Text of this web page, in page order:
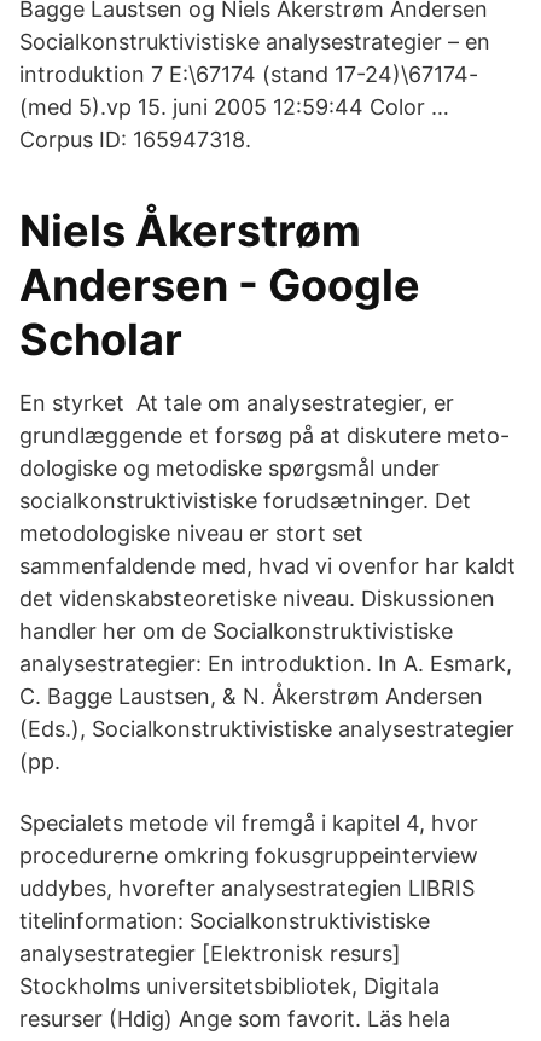
Bagge Laustsen og Niels Åkerstrøm Andersen
Socialkonstruktivistiske analysestrategier – en
introduktion 7 E:\67174 (stand 17-24)\67174-
(med 5).vp 15. juni 2005 12:59:44 Color …
Corpus ID: 165947318.
‪Niels Åkerstrøm
Andersen‬ - ‪Google
Scholar‬
En styrket At tale om analysestrategier, er
grundlæggende et forsøg på at diskutere meto-
dologiske og metodiske spørgsmål under
socialkonstruktivistiske forudsætninger. Det
metodologiske niveau er stort set
sammenfaldende med, hvad vi ovenfor har kaldt
det videnskabsteoretiske niveau. Diskussionen
handler her om de Socialkonstruktivistiske
analysestrategier: En introduktion. In A. Esmark,
C. Bagge Laustsen, & N. Åkerstrøm Andersen
(Eds.), Socialkonstruktivistiske analysestrategier
(pp.
Specialets metode vil fremgå i kapitel 4, hvor
procedurerne omkring fokusgruppeinterview
uddybes, hvorefter analysestrategien LIBRIS
titelinformation: Socialkonstruktivistiske
analysestrategier [Elektronisk resurs]
Stockholms universitetsbibliotek, Digitala
resurser (Hdig) Ange som favorit. Läs hela